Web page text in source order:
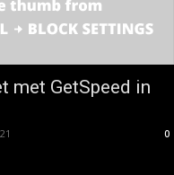
met GetSpeed in
0